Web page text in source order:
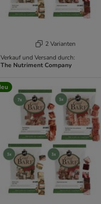
2 Varianten
Verkauf und Versand durch:
The Nutriment Company